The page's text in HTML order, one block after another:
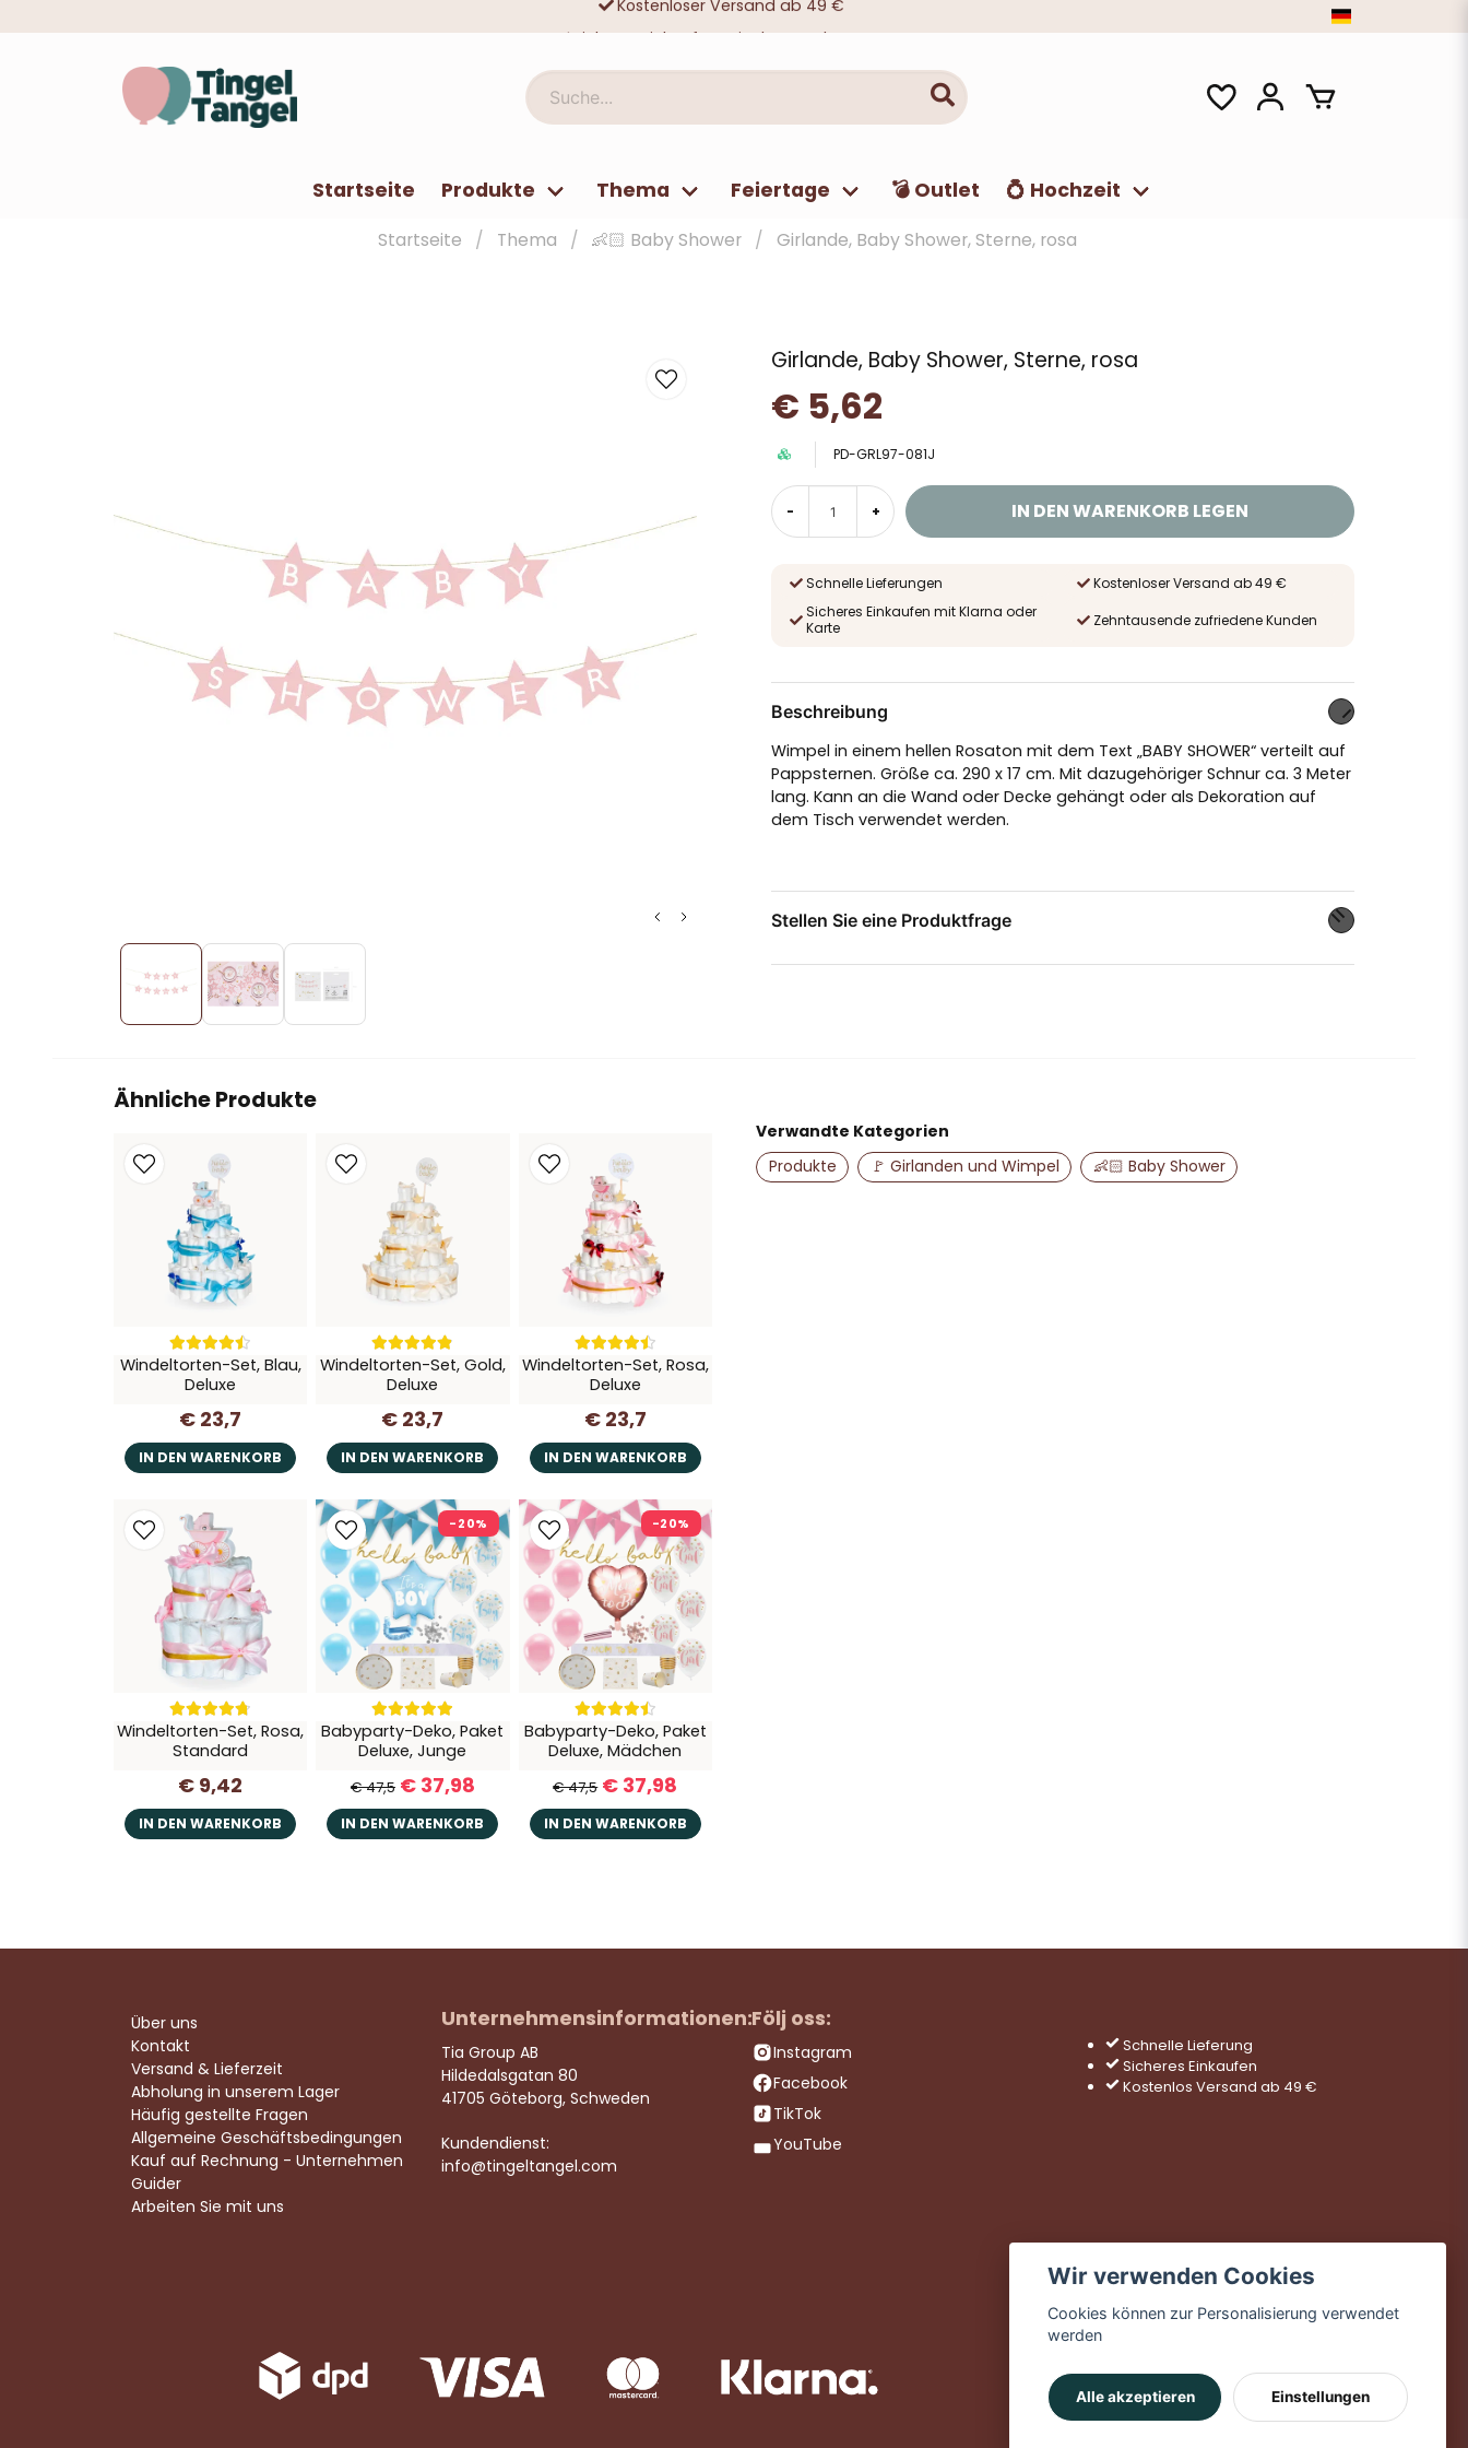
Sicheres Einkaufen mit Klarna oder Karte
Suche...
Startseite Produkte Thema Feiertage 💣 Outlet 💍 Hochzeit
Startseite Thema 👶🏻 Baby Shower Girlande, Baby Shower, Sterne, rosa
Girlande, Baby Shower, Sterne, rosa
€ 5,62
PD-GRL97-081J
- + IN DEN WARENKORB LEGEN
Schnelle Lieferungen
Kostenloser Versand ab 49 €
Sicheres Einkaufen mit Klarna oder
Karte
Zehntausende zufriedene Kunden
Beschreibung
Wimpel in einem hellen Rosaton mit dem Text „BABY SHOWER“ verteilt auf
Pappsternen. Größe ca. 290 x 17 cm. Mit dazugehöriger Schnur ca. 3 Meter
lang. Kann an die Wand oder Decke gehängt oder als Dekoration auf
dem Tisch verwendet werden.
Stellen Sie eine Produktfrage
Ähnliche Produkte
Windeltorten-Set, Blau,
Deluxe
€ 23,7
IN DEN WARENKORB
Windeltorten-Set, Gold,
Deluxe
€ 23,7
IN DEN WARENKORB
Windeltorten-Set, Rosa,
Deluxe
€ 23,7
IN DEN WARENKORB
Windeltorten-Set, Rosa,
Standard
€ 9,42
IN DEN WARENKORB
Babyparty-Deko, Paket
Deluxe, Junge
€ 47,5 € 37,98
IN DEN WARENKORB
-20%
Babyparty-Deko, Paket
Deluxe, Mädchen
€ 47,5 € 37,98
IN DEN WARENKORB
-20%
Verwandte Kategorien
Produkte
🚩 Girlanden und Wimpel 👶🏻 Baby Shower
Über uns
Kontakt
Versand & Lieferzeit
Abholung in unserem Lager
Häufig gestellte Fragen
Allgemeine Geschäftsbedingungen
Kauf auf Rechnung - Unternehmen
Guider
Arbeiten Sie mit uns
Unternehmensinformationen:
Tia Group AB
Hildedalsgatan 80
41705 Göteborg, Schweden
Kundendienst:
info@tingeltangel.com
Följ oss:
Instagram
Facebook
TikTok
YouTube
Schnelle Lieferung
Sicheres Einkaufen
Kostenlos Versand ab 49 €
Wir verwenden Cookies
Cookies können zur Personalisierung verwendet
werden
Alle akzeptieren Einstellungen